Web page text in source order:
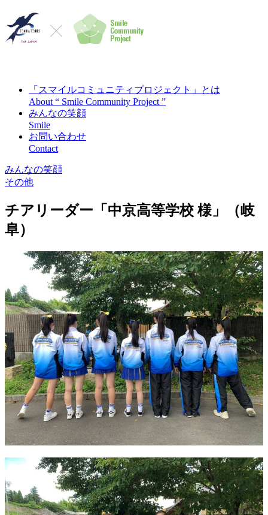
「スマイルコミュニティプロジェクト」とは
About “ Smile Community Project ”
みんなの笑顔
Smile
お問い合わせ
Contact
みんなの笑顔
その他
チアリーダー「中京高等学校 様」（岐
阜）